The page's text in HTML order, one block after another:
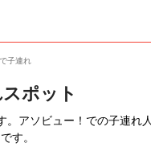
子連れ
ポット
アソビュー！での子連
す。